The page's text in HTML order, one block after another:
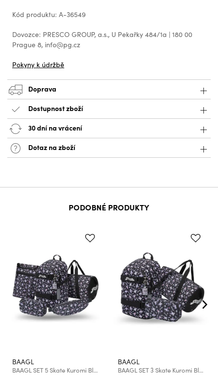
Kód produktu: A-36549
Dovozce: PRESCO GROUP, a.s., U Pekařky 484/1a | 180 00
Prague 8, info@pg.cz
Pokyny k údržbě
Doprava
Dostupnost zboží
30 dní na vrácení
Dotaz na zboží
PODOBNÉ PRODUKTY
BAAGL
BAAGL SET 5 Skate Kuromi Black: batoh, penál, sportovní taška, ledvinka, obal na notebook GRS
BAAGL
BAAGL SET 3 Skate Kuromi Black: batoh, penál, sportovní taška GRS